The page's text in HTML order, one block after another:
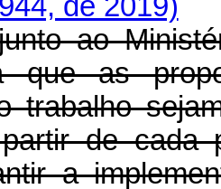
ao
que as
trabalho
de cada
a